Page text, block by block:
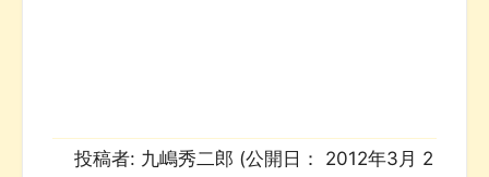
投稿者: 九嶋秀二郎 (公開日： 2012年3月 2